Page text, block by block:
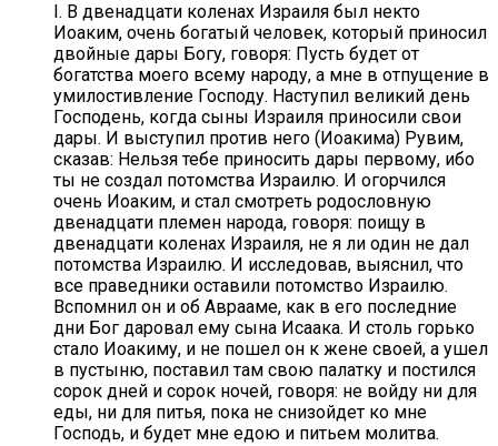
I. В двенадцати коленах Израиля был некто
Иоаким, очень богатый человек, который приносил
двойные дары Богу, говоря: Пусть будет от
богатства моего всему народу, а мне в отпущение в
умилостивление Господу. Наступил великий день
Господень, когда сыны Израиля приносили свои
дары. И выступил против него (Иоакима) Рувим,
сказав: Нельзя тебе приносить дары первому, ибо
ты не создал потомства Израилю. И огорчился
очень Иоаким, и стал смотреть родословную
двенадцати племен народа, говоря: поищу в
двенадцати коленах Израиля, не я ли один не дал
потомства Израилю. И исследовав, выяснил, что
все праведники оставили потомство Израилю.
Вспомнил он и об Аврааме, как в его последние
дни Бог даровал ему сына Исаака. И столь горько
стало Иоакиму, и не пошел он к жене своей, а ушел
в пустыню, поставил там свою палатку и постился
сорок дней и сорок ночей, говоря: не войду ни для
еды, ни для питья, пока не снизойдет ко мне
Господь, и будет мне едою и питьем молитва.